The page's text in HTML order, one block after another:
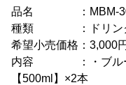
品名 ：MBM-30
種類 ：ドリン
希望小売価格：3,000
内容 ：・ブルーマ
【500ml】×2本